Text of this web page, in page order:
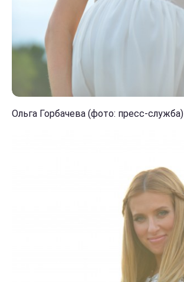
Ольга Горбачева (фото: пресс-служба)